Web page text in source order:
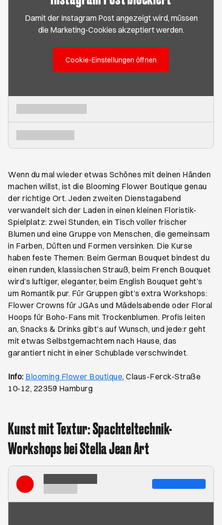
Damit der Instagram Post angezeigt wird, müssen
die Marketing-Cookies akzeptiert werden.
Cookie-Einstellungen öffnen
Wenn du mal wieder etwas Schönes mit deinen Händen
machen willst, ist die Blooming Flower Boutique genau
der richtige Ort. Jeden zweiten Dienstagabend
verwandelt sich der Laden in einen kleinen Floristik-
Spielplatz: zwei Stunden, ein Tisch voller frischer
Blumen und eine Gruppe von Menschen, die gemeinsam
in Farben, Düften und Formen versinken. Die Kurse
haben feste Themen: Beim German Bouquet bindest du
einen runden, klassischen Strauß, beim French Bouquet
wird’s luftiger, eleganter, beim English Bouquet geht’s
um Romantik pur. Für Gruppen gibt’s extra Workshops:
Flower Crowns für JGAs und Mädelsabende oder Floral
Hoops für Boho-Fans mit Trockenblumen. Profis leiten
an, Snacks & Drinks gibt’s auf Wunsch, und jede:r geht
mit etwas Selbstgemachtem nach Hause, das
garantiert nicht in einer Schublade verschwindet.
Info: Blooming Flower BoutiqueÖffnet ein neues Browser-
, Claus-Ferck-Straße
10-12, 22359 Hamburg
Kunst mit Textur: Spachteltechnik-
Workshops bei Stella Jean Art